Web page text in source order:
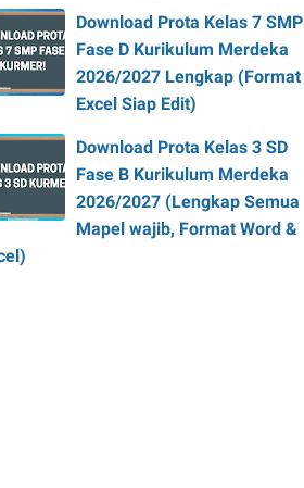
Download Prota Kelas 7 SMP
Fase D Kurikulum Merdeka
2026/2027 Lengkap (Format
Excel Siap Edit)
Download Prota Kelas 3 SD
Fase B Kurikulum Merdeka
2026/2027 (Lengkap Semua
Mapel wajib, Format Word &